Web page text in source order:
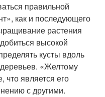
правильной
как и последующего
растения
высокой
кусты вдоль
«Желтому
что является его
с другими.